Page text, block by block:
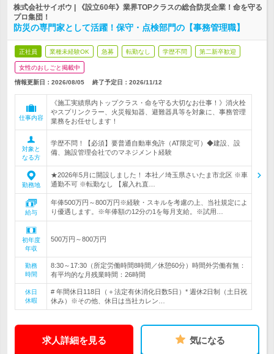
株式会社サイボウ | 《設立60年》業界TOPクラスの総合防災企業！命を守る
プロ集団！
防災の専門家として活躍！保守・点検部門の【事務管理職】
正社員 業種未経験OK 急募 転勤なし 学歴不問 第二新卒歓迎
女性のおしごと掲載中
情報更新日：2026/08/05 終了予定日： 2026/11/12
仕事内容
《施工実績県内トップクラス・命を守る大切なお仕事！》消火栓
やスプリンクラー、火災報知器、避難器具等を対象に、事務管理
業務をお任せします！
対象と
なる方
学歴不問！【必須】要普通自動車免許（AT限定可）◆建設、設
備、施設管理会社でのマネジメント経験
勤務地
★2026年5月に開設しました！ 本社／埼玉県さいたま市北区 ※車
通勤不可 ※転勤なし 【雇入れ直…
給与
年俸500万円～800万円※経験・スキルを考慮の上、当社規定によ
り優遇します。※年俸額の12分の1を毎月支給。※試用…
初年度
年収
500万円～800万円
勤務
時間
8:30～17:30（所定労働時間8時間／休憩60分）時間外労働有無：
有平均的な月残業時間：26時間
休日
休暇
# 年間休日118日（＋法定有休消化日数5日）* 週休2日制（土日祝
休み）※その他、休日は当社カレン…
求人詳細を見る 気になる